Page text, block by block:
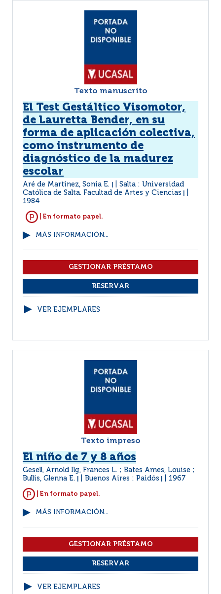
Texto manuscrito
El Test Gestáltico Visomotor,
de Lauretta Bender, en su
forma de aplicación colectiva,
como instrumento de
diagnóstico de la madurez
escolar
Aré de Martinez, Sonia E.
Salta : Universidad
Católica de Salta. Facultad de Artes y Ciencias
1984
| En formato papel.
MÁS INFORMACIÓN...
VER EJEMPLARES
Texto impreso
El niño de 7 y 8 años
Gesell, Arnold Ilg, Frances L. ; Bates Ames, Louise ;
Bullis, Glenna E.
Buenos Aires : Paidós 1967
| En formato papel.
MÁS INFORMACIÓN...
VER EJEMPLARES